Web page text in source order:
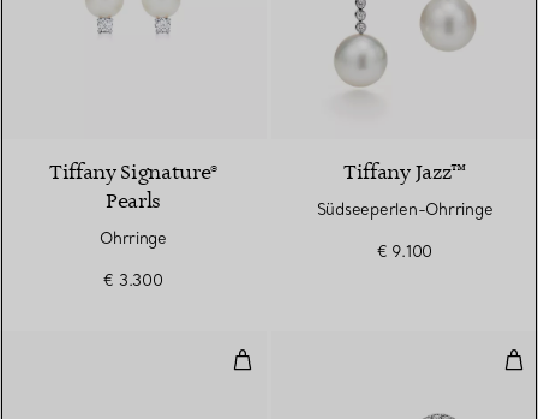
Tiffany Signature®
Pearls
Ohrringe
€ 3.300
Tiffany Jazz™
Südseeperlen-Ohrringe
€ 9.100
Ohrringe in Platin mit